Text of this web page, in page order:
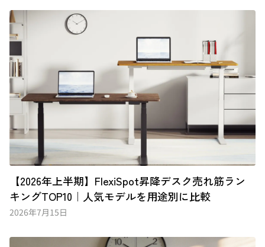
【2026年上半期】FlexiSpot昇降デスク売れ筋ラン
キングTOP10｜人気モデルを用途別に比較
2026年7月15日